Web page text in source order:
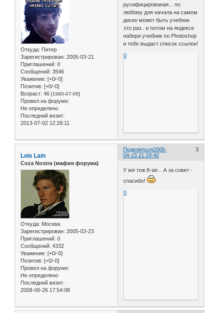
Откуда: Питер
Зарегистрирован: 2005-03-21
Приглашений: 0
Сообщений: 3546
Уважение: [+0/-0]
Позитив: [+0/-0]
Возраст: 46 [1980-07-06]
Провел на форуме:
Не определено
Последний визит:
2013-07-02 12:28:11
русифицированая... по
любому для начала на самом
диске может быть учебник
это раз.. и потом на яндексе
набери учебник по Photoshop
и тебе выдаст список ссылок!
0
Поделиться 3
2005-
04-23 21:29:40
Lois Lain
Coza Nostra (мафия форума)
Откуда: Москва
Зарегистрирован: 2005-03-23
Приглашений: 0
Сообщений: 4332
Уважение: [+0/-0]
Позитив: [+0/-0]
Провел на форуме:
Не определено
Последний визит:
2008-06-26 17:54:08
У мя тож 8-ая... А за совет -
спасибо!
0